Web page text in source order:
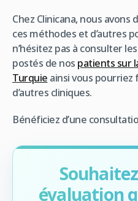
Chez Clinicana, nous avons
ces méthodes et d’autres
n’hésitez pas à consulter
postés de nos patients sur
Turquie ainsi vous
d’autres cliniques.
Bénéficiez d’une
évaluation